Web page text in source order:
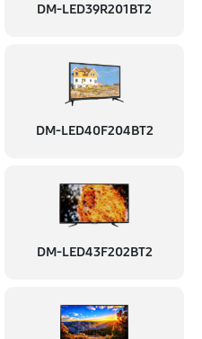
DM-LED39R201BT2
DM-LED40F204BT2
DM-LED43F202BT2